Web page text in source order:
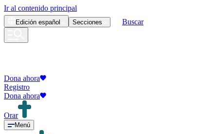
Ir al contenido principal
Edición español Secciones Buscar
Dona ahora
Registro
Dona ahora
Orar
Menú